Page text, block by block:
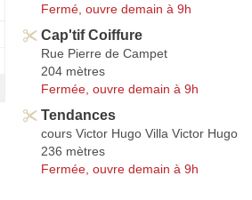
Fermé, ouvre demain à 9h
Cap'tif Coiffure
Rue Pierre de Campet
204 mètres
Fermée, ouvre demain à 9h
Tendances
cours Victor Hugo Villa Victor Hugo
236 mètres
Fermée, ouvre demain à 9h